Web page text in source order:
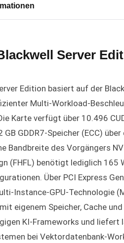
Server
Edition basiert auf der
Multi-Workload-
Karte verfügt über 10.496
GDDR7-Speicher (ECC)
Bandbreite des Vorgängers
(FHFL) benötigt lediglich 165
Über PCI Express
Instance-GPU-Technologie
eigenem Speicher, Cache
KI-Frameworks und liefert
bei Vektordatenbank-